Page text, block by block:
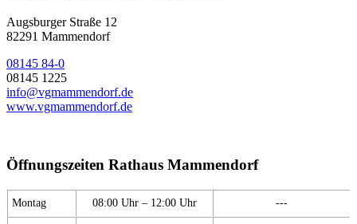
Augsburger Straße 12
82291 Mammendorf
08145 84-0
08145 1225
info@vgmammendorf.de
www.vgmammendorf.de
Öffnungszeiten Rathaus Mammendorf
Montag 08:00 Uhr – 12:00 Uhr ---